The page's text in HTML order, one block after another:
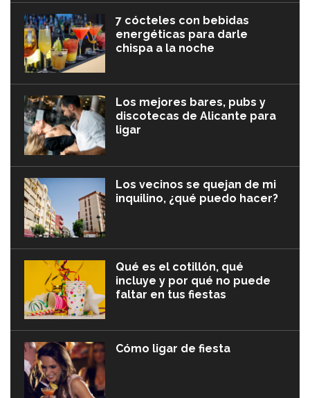
7 cócteles con bebidas
energéticas para darle
chispa a la noche
Los mejores bares, pubs y
discotecas de Alicante para
ligar
Los vecinos se quejan de mi
inquilino, ¿qué puedo hacer?
Qué es el cotillón, qué
incluye y por qué no puede
faltar en tus fiestas
Cómo ligar de fiesta